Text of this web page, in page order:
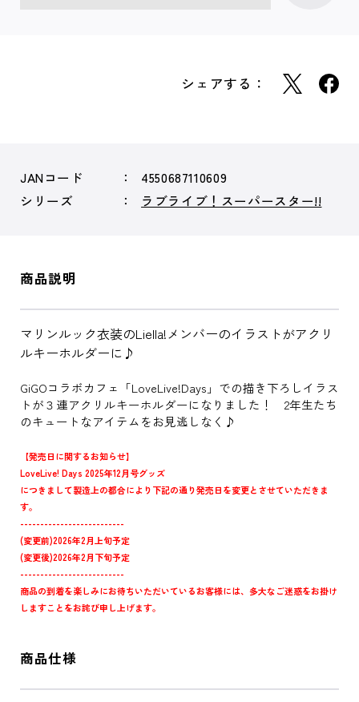
シェアする：
JANコード
4550687110609
シリーズ
ラブライブ！スーパースター!!
商品説明
マリンルック衣装のLiella!メンバーのイラストがアクリ
ルキーホルダーに♪
GiGOコラボカフェ「LoveLive!Days」での描き下ろしイラス
トが３連アクリルキーホルダーになりました！ 2年生たち
のキュートなアイテムをお見逃しなく♪
【発売日に関するお知らせ】
LoveLive! Days 2025年12月号グッズ
につきまして製造上の都合により下記の通り発売日を変更とさせていただきま
す。
--------------------------
(変更前)2026年2月上旬予定
(変更後)2026年2月下旬予定
--------------------------
商品の到着を楽しみにお待ちいただいているお客様には、多大なご迷惑をお掛け
しますことをお詫び申し上げます。
商品仕様